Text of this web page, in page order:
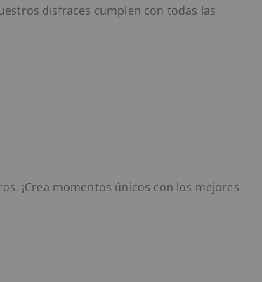
disfraces cumplen con todas las
¡Crea momentos únicos con los mejores